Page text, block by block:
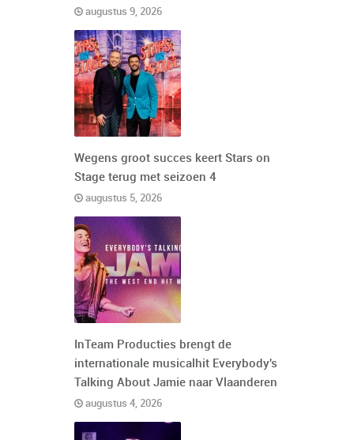
augustus 9, 2026
Wegens groot succes keert Stars on
Stage terug met seizoen 4
augustus 5, 2026
InTeam Producties brengt de
internationale musicalhit Everybody's
Talking About Jamie naar Vlaanderen
augustus 4, 2026